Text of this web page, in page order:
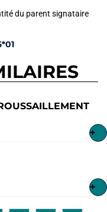
du parent signataire
+
+